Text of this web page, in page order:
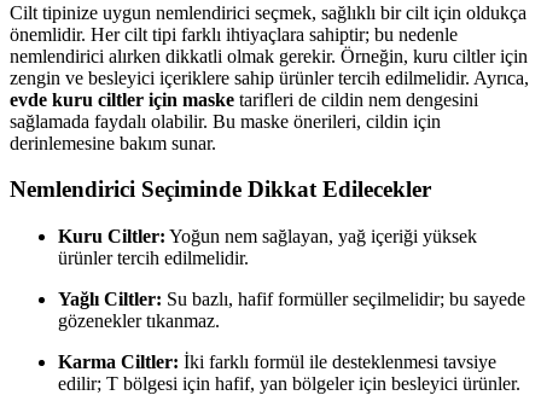
Cilt tipinize uygun nemlendirici seçmek, sağlıklı bir cilt için oldukça
önemlidir. Her cilt tipi farklı ihtiyaçlara sahiptir; bu nedenle
nemlendirici alırken dikkatli olmak gerekir. Örneğin, kuru ciltler için
zengin ve besleyici içeriklere sahip ürünler tercih edilmelidir. Ayrıca,
evde kuru ciltler için maske tarifleri de cildin nem dengesini
sağlamada faydalı olabilir. Bu maske önerileri, cildin için
derinlemesine bakım sunar.
Nemlendirici Seçiminde Dikkat Edilecekler
Kuru Ciltler: Yoğun nem sağlayan, yağ içeriği yüksek
ürünler tercih edilmelidir.
Yağlı Ciltler: Su bazlı, hafif formüller seçilmelidir; bu sayede
gözenekler tıkanmaz.
Karma Ciltler: İki farklı formül ile desteklenmesi tavsiye
edilir; T bölgesi için hafif, yan bölgeler için besleyici ürünler.